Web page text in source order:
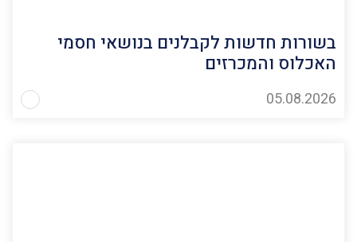
בשורות חדשות לקבלנים בנושאי חסמי
האכלוס והמכרזים
05.08.2026